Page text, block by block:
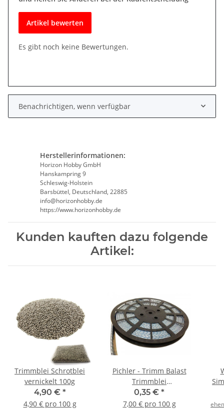
Artikel bewerten
Es gibt noch keine Bewertungen.
Benachrichtigen, wenn verfügbar
Herstellerinformationen:
Horizon Hobby GmbH
Hanskampring 9
Schleswig-Holstein
Barsbüttel, Deutschland, 22885
info@horizonhobby.de
https://www.horizonhobby.de
Kunden kauften dazu folgende
Artikel:
Trimmblei Schrotblei
vernickelt 100g
4,90 € *
4,90 € pro 100 g
Pichler - Trimm Balast
Trimmblei
Trimmgewicht - 5g (1
Stück)
0,35 € *
7,00 € pro 100 g